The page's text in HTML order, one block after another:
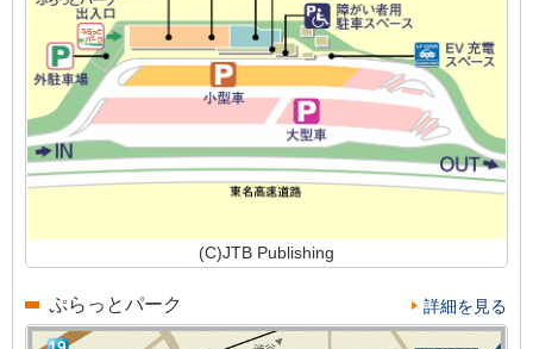
(C)JTB Publishing
ぷらっとパーク 詳細を見る